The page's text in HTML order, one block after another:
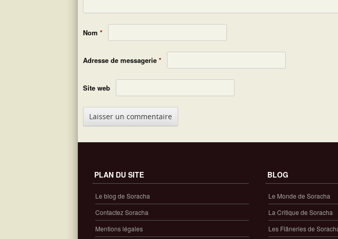
Nom *
Adresse de messagerie *
Site web
PLAN DU SITE
Le blog de Soracha
Contactez Soracha
Mentions légales
BLOG
Le Monde de Soracha
La Critique de Soracha
Les Flâneries de